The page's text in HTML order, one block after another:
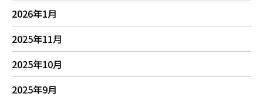
2026年1月
2025年11月
2025年10月
2025年9月